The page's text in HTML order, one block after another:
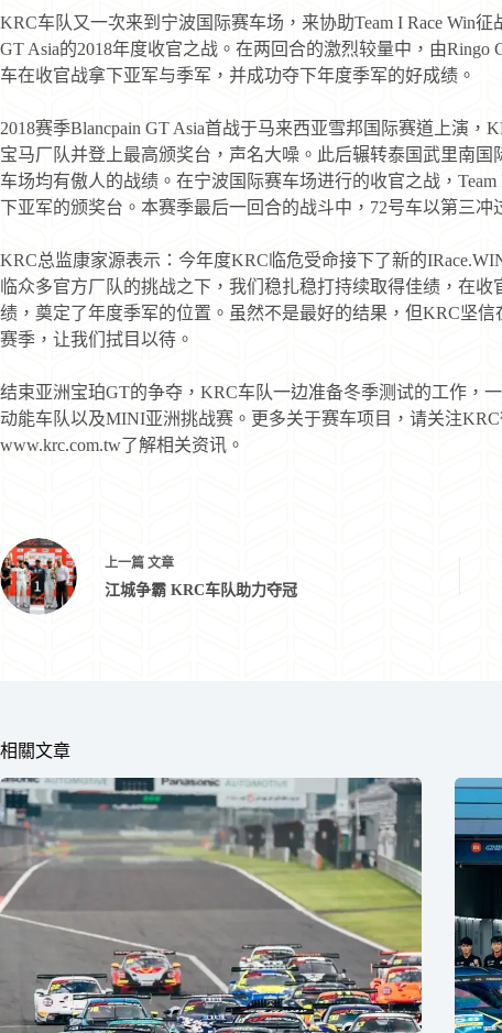
KRC车队又一次来到宁波国际赛车场，来协助Team I Race Win
GT Asia的2018年度收官之战。在两回合的激烈较量中，由
车在收官战拿下亚军与季军，并成功夺下年度季军的好成绩。
2018赛季Blancpain GT Asia首战于马来西亚雪邦国际赛道上演，
宝马厂队并登上最高颁奖台，声名大噪。此后辗转泰国武里南
车场均有傲人的战绩。在宁波国际赛车场进行的收官之战，
下亚军的颁奖台。本赛季最后一回合的战斗中，72号车以第三冲
KRC总监康家源表示：今年度KRC临危受命接下了新的
临众多官方厂队的挑战之下，我们稳扎稳打持续取得佳绩，在
绩，奠定了年度季军的位置。虽然不是最好的结果，但KRC坚信
赛季，让我们拭目以待。
结束亚洲宝珀GT的争夺，KRC车队一边准备冬季测试的工作，
动能车队以及MINI亚洲挑战赛。更多关于赛车项目，请关注
www.krc.com.tw了解相关资讯。
上一篇 文章
江城争霸 KRC车队助力夺冠
相關文章